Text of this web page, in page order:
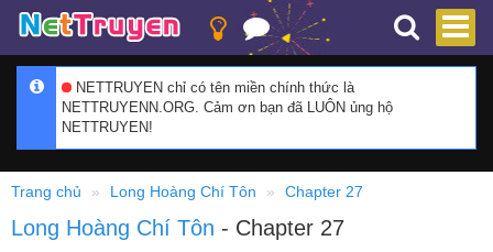
NETTRUYEN chỉ có tên miền chính thức là
NETTRUYENN.ORG. Cảm ơn bạn đã LUÔN ủng hộ
NETTRUYEN!
Trang chủ Long Hoàng Chí Tôn Chapter 27
Long Hoàng Chí Tôn - Chapter 27